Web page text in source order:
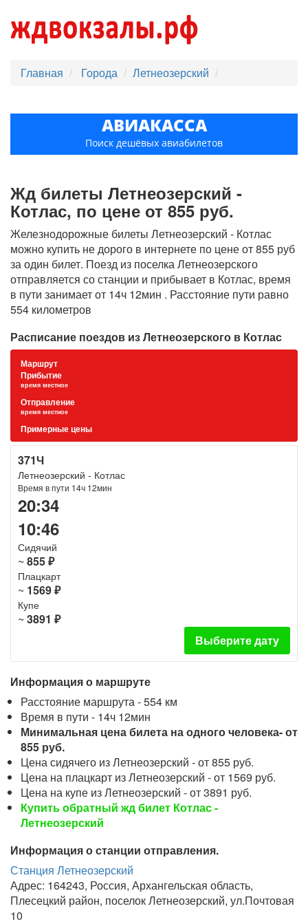
Главная Города Летнеозерский
АВИАКАССА
Поиск дешёвых авиабилетов
Жд билеты Летнеозерский -
Котлас, по цене от 855 руб.
Железнодорожные билеты Летнеозерский - Котлас
можно купить не дорого в интернете по цене от 855 руб
за один билет. Поезд из поселка Летнеозерского
отправляется со станции и прибывает в Котлас, время
в пути занимает от 14ч 12мин . Расстояние пути равно
554 километров
Расписание поездов из Летнеозерского в Котлас
Маршрут
Прибытие
время местное
Отправление
время местное
Примерные цены
371Ч
Летнеозерский - Котлас
Время в пути 14ч 12мин
20:34
10:46
Сидячий
~ 855 ₽
Плацкарт
~ 1569 ₽
Купе
~ 3891 ₽
Выберите дату
Информация о маршруте
Расстояние маршрута - 554 км
Время в пути - 14ч 12мин
Минимальная цена билета на одного человека- от
855 руб.
Цена сидячего из Летнеозерский - от 855 руб.
Цена на плацкарт из Летнеозерский - от 1569 руб.
Цена на купе из Летнеозерский - от 3891 руб.
Купить обратный жд билет Котлас -
Летнеозерский
Информация о станции отправления.
Станция Летнеозерский
Адрес: 164243, Россия, Архангельская область,
Плесецкий район, поселок Летнеозерский, ул.Почтовая
10